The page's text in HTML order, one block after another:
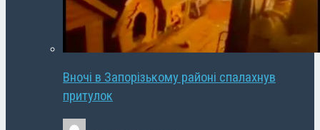
Вночі в Запорізькому районі спалахнув
притулок